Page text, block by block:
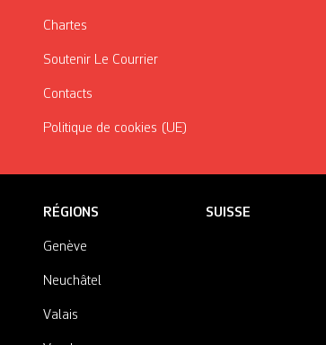
Chartes
Soutenir Le Courrier
Contacts
Politique de cookies (UE)
RÉGIONS
Genève
Neuchâtel
Valais
SUISSE